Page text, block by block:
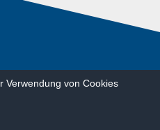
Verwendung von Cookies